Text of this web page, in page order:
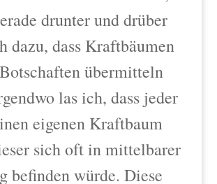
drunter und drüber
dazu, dass Kraftbäumen
übermitteln
las ich, dass jeder
eigenen Kraftbaum
sich oft in mittelbarer
befinden würde. Diese